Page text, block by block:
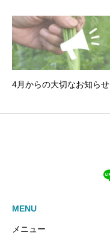
4月からの大切なお知らせ
MENU
メニュー